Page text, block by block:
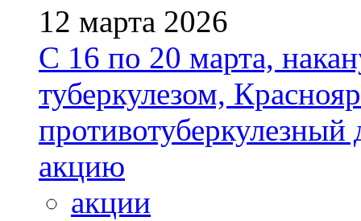
12 марта 2026
С 16 по 20 марта,
туберкулезом,
акцию
акции